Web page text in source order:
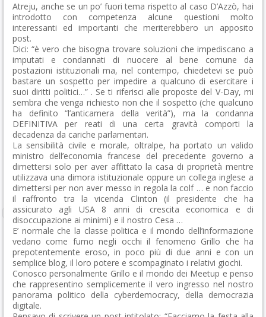
Atreju, anche se un po’ fuori tema rispetto al caso D’Azzò, hai
introdotto con competenza alcune questioni molto
interessanti ed importanti che meriterebbero un apposito
post.
Dici: “è vero che bisogna trovare soluzioni che impediscano a
imputati e condannati di nuocere al bene comune da
postazioni istituzionali ma, nel contempo, chiedetevi se può
bastare un sospetto per impedire a qualcuno di esercitare i
suoi diritti politici…” . Se ti riferisci alle proposte del V-Day, mi
sembra che venga richiesto non che il sospetto (che qualcuno
ha definito “l’anticamera della verità”), ma la condanna
DEFINITIVA per reati di una certa gravità comporti la
decadenza da cariche parlamentari.
La sensibilità civile e morale, oltralpe, ha portato un valido
ministro dell’economia francese del precedente governo a
dimettersi solo per aver affittato la casa di proprietà mentre
utilizzava una dimora istituzionale oppure un collega inglese a
dimettersi per non aver messo in regola la colf … e non faccio
il raffronto tra la vicenda Clinton (il presidente che ha
assicurato agli USA 8 anni di crescita economica e di
disoccupazione ai minimi) e il nostro Cesa …
E’ normale che la classe politica e il mondo dell’informazione
vedano come fumo negli occhi il fenomeno Grillo che ha
prepotentemente eroso, in poco più di due anni e con un
semplice blog, il loro potere e scompaginato i relativi giochi.
Conosco personalmente Grillo e il mondo dei Meetup e penso
che rappresentino semplicemente il vero ingresso nel nostro
panorama politico della cyberdemocracy, della democrazia
digitale.